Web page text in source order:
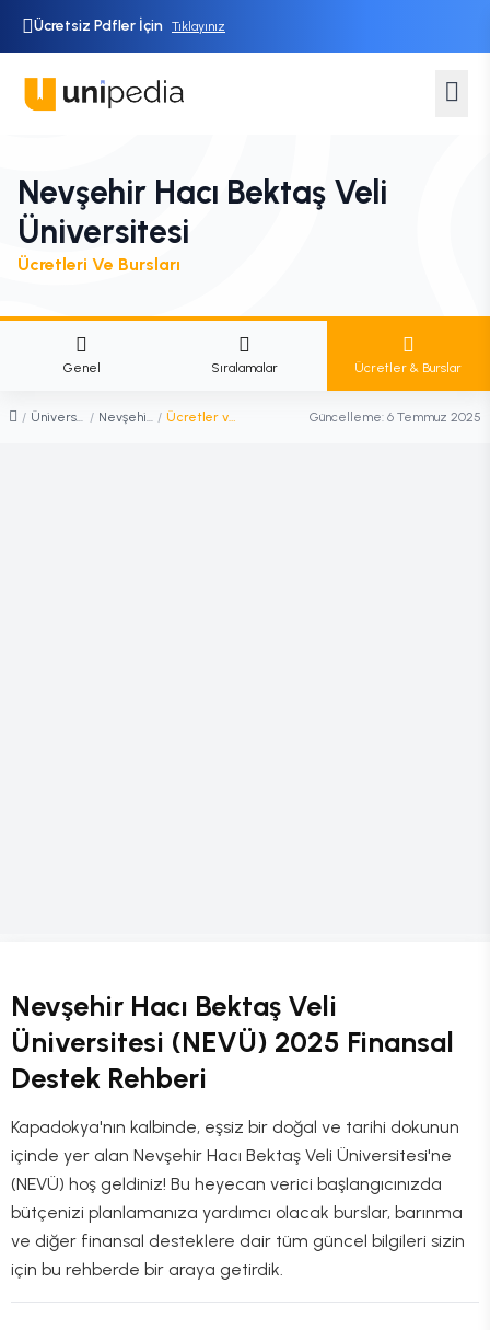
Ücretsiz Pdfler İçin Tıklayınız
Nevşehir Hacı Bektaş Veli
Üniversitesi
Ücretleri Ve Bursları
Genel Sıralamalar Ücretler & Burslar
/ Üniversiteler / Nevşehir Hacı Bektaş Veli Üniversitesi / Ücretler ve Burslar Güncelleme: 6 Temmuz 2025
Nevşehir Hacı Bektaş Veli
Üniversitesi (NEVÜ) 2025 Finansal
Destek Rehberi
Kapadokya'nın kalbinde, eşsiz bir doğal ve tarihi dokunun
içinde yer alan Nevşehir Hacı Bektaş Veli Üniversitesi'ne
(NEVÜ) hoş geldiniz! Bu heyecan verici başlangıcınızda
bütçenizi planlamanıza yardımcı olacak burslar, barınma
ve diğer finansal desteklere dair tüm güncel bilgileri sizin
için bu rehberde bir araya getirdik.